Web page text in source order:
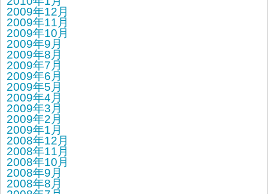
2009年12月
2009年11月
2009年10月
2009年9月
2009年8月
2009年7月
2009年6月
2009年5月
2009年4月
2009年3月
2009年2月
2009年1月
2008年12月
2008年11月
2008年10月
2008年9月
2008年8月